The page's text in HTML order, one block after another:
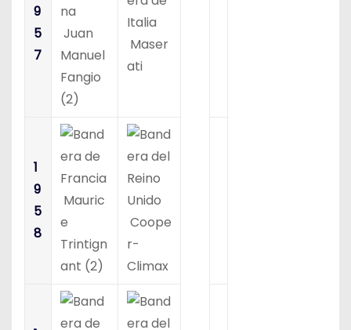
9
5
7
Juan
Manuel
Fangio
(2)
Maser
ati
1
9
5
8
Mauric
e
Trintign
ant (2)
Coope
r-
Climax